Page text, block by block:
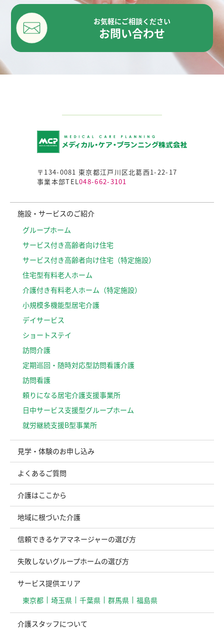
お気軽にご相談ください
お問い合わせ
〒134-0081 東京都江戸川区北葛西1-22-17
事業本部TEL048-662-3101
施設・サービスのご紹介
グループホーム
サービス付き高齢者向け住宅
サービス付き高齢者向け住宅（特定施設）
住宅型有料老人ホーム
介護付き有料老人ホーム（特定施設）
小規模多機能型居宅介護
デイサービス
ショートステイ
訪問介護
定期巡回・随時対応型訪問看護介護
訪問看護
頼りになる居宅介護支援事業所
日中サービス支援型グループホーム
就労継続支援B型事業所
見学・体験のお申し込み
よくあるご質問
介護はここから
地域に根づいた介護
信頼できるケアマネージャーの選び方
失敗しないグループホームの選び方
サービス提供エリア
東京都
埼玉県 千葉県 群馬県 福島県
介護スタッフについて